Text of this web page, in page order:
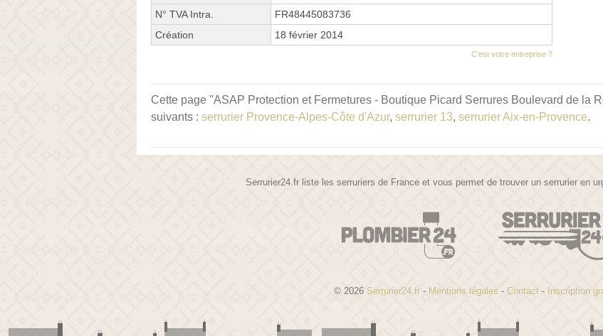
N° TVA Intra.
FR48445083736
Création
18 février 2014
C'est votre entreprise ?
Cette page "ASAP Protection et Fermetures - Boutique Picard Serrures Boulevard de la
suivants : serrurier Provence-Alpes-Côte d'Azur, serrurier 13, serrurier Aix-en-Provence.
Serrurier24.fr liste les serruriers de France et vous permet de trouver un serrurier en
© 2026 Serrurier24.fr - Mentions légales - Contact- Inscription